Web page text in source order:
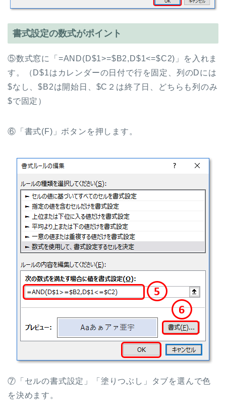
書式設定の数式がポイント
⑤数式窓に「=AND(D$1>=$B2,D$1<=$C2)」を入れま
す。（D$1はカレンダーの日付で行を固定、列のDには
$なし、$B2は開始日、$C２は終了日、どちらも列のみ
$で固定）
⑥「書式(F)」ボタンを押します。
⑦「セルの書式設定」「塗りつぶし」タブを選んで色
を決めます。